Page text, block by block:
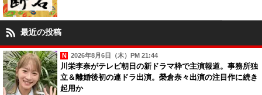
最近の投稿
2026年8月6日（木）PM 21:44
川栄李奈がテレビ朝日の新ドラマ枠で主演報道。事務所独
立＆離婚後初の連ドラ出演。榮倉奈々出演の注目作に続き
起用か